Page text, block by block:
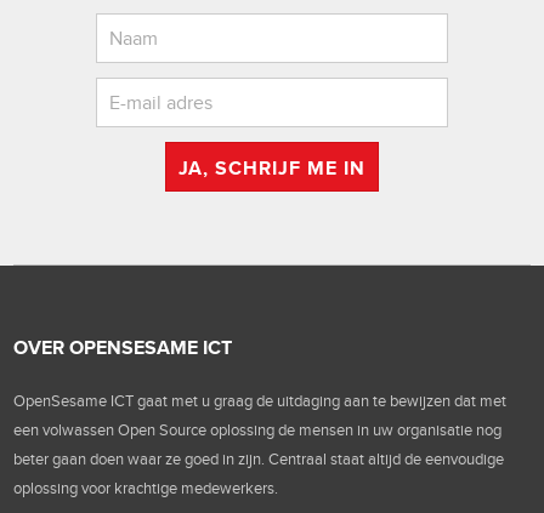
JA, SCHRIJF ME IN
OVER OPENSESAME ICT
OpenSesame ICT gaat met u graag de uitdaging aan te bewijzen dat met
een volwassen Open Source oplossing de mensen in uw organisatie nog
beter gaan doen waar ze goed in zijn. Centraal staat altijd de eenvoudige
oplossing voor krachtige medewerkers.